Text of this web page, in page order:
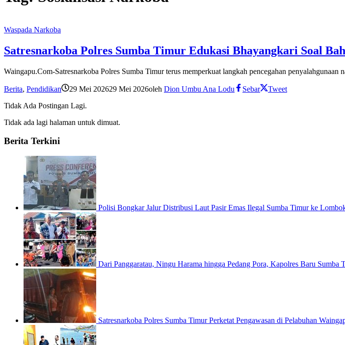
Waspada Narkoba
Satresnarkoba Polres Sumba Timur Edukasi Bhayangkari Soal
Waingapu.Com-Satresnarkoba Polres Sumba Timur terus memperkuat langkah pencegahan penyalahgunaan
Berita, Pendidikan 29 Mei 202629 Mei 2026oleh Dion Umbu Ana Lodu Sebar
Tweet
Tidak Ada Postingan Lagi.
Tidak ada lagi halaman untuk dimuat.
Berita Terkini
Polisi Bongkar Jalur Distribusi Laut Pasir Emas Ilegal Sumba Timur ke
Dari Panggaratau, Ningu Harama hingga Pedang Pora, Kapolres Baru
Satresnarkoba Polres Sumba Timur Perketat Pengawasan di Pelabuhan